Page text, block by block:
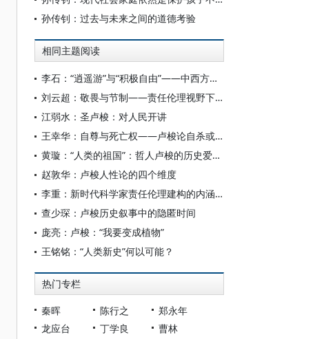
孙传钊：过去与未来之间的道德考验
相同主题阅读
李石：“逍遥游”与“积极自由”——中西方内在自由理论之比较
刘云超：敬畏与节制——责任伦理视野下约纳斯与儒学的对话
江弱水：圣卢梭：对人民开讲
王幸华：自尊与死亡权——卢梭论自杀或自愿安乐死
黄璇：“人类的祖国”：哲人卢梭的历史爱国主义
赵敦华：卢梭人性论的四个维度
李重：新时代科学家责任伦理建构的内涵与框架
查少琛：卢梭历史叙事中的隐匿时间
庞亮：卢梭：“我要变成植物”
王铭铭：“人类新史”何以可能？
热门专栏
秦晖 陈行之
郑永年
龙应台
丁学良
曹林